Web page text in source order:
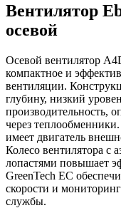
Вентилятор
осевой
Осевой вентилятор
компактное и
вентиляции.
глубину, низкий
производительность,
через
имеет двигатель
Колесо вентилятора с
лопастями повышает
GreenTech EC
скорости и
службы.